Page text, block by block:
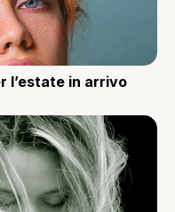
l’estate in arrivo